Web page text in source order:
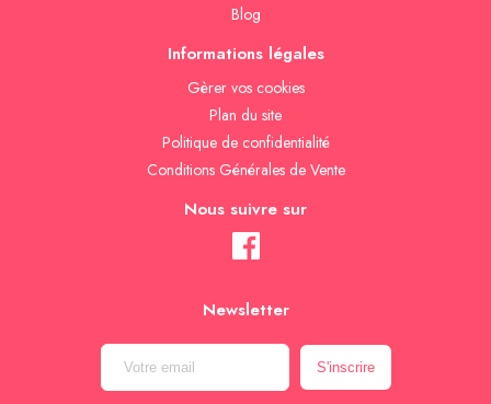
Blog
Informations légales
Gèrer vos cookies
Plan du site
Politique de confidentialité
Conditions Générales de Vente
Nous suivre sur
Newsletter